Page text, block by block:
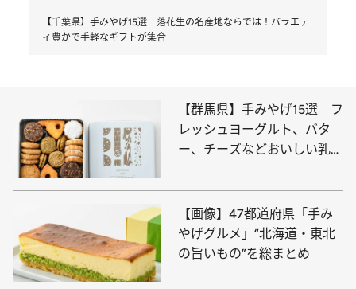
【千葉県】手みやげ15選 落花生の名産地ならでは！バラエテ
ィ豊かで手軽なギフトが集合
【群馬県】手みやげ15選 フ
レッシュヨーグルト、バタ
ー、チーズなどおいしい乳製
【画像】47都道府県「手み
やげグルメ」“北海道・東北
の旨いもの”を総まとめ